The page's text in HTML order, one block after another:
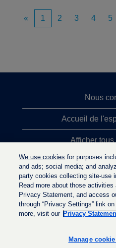
« 1 2 3 4 5
Nous
Accueil de
Afficher
Principales
Politique de
o
We use cookies for purposes
and ads; social media; and
party cookies collecting site-use
Read more about those
Privacy Statement, and access
through “Privacy Settings” link
more, visit our Privacy
Manage